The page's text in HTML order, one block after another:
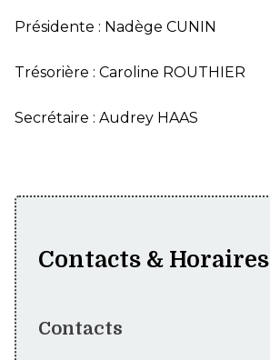
Présidente : Nadège CUNIN
Trésorière : Caroline ROUTHIER
Secrétaire : Audrey HAAS
Contacts & Horaires
Contacts